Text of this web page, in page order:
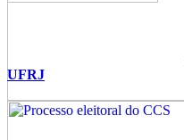
UFRJ